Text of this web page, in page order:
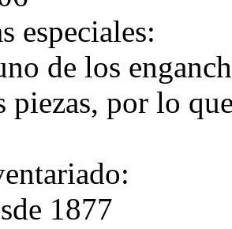
especiales:
de los
piezas, por lo
1877